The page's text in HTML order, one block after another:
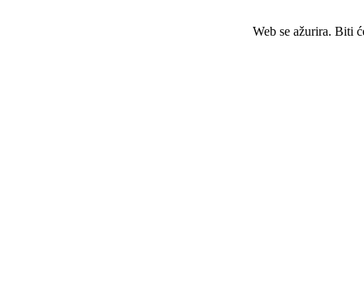
Web se ažurira. Biti